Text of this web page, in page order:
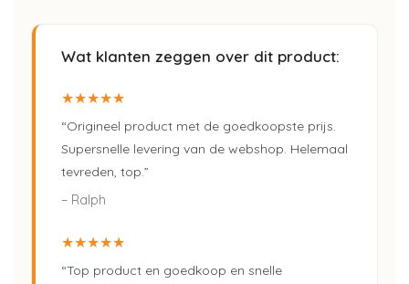
Wat klanten zeggen over dit product:
★★★★★
“Origineel product met de goedkoopste prijs.
Supersnelle levering van de webshop. Helemaal
tevreden, top.”
– Ralph
★★★★★
“Top product en goedkoop en snelle